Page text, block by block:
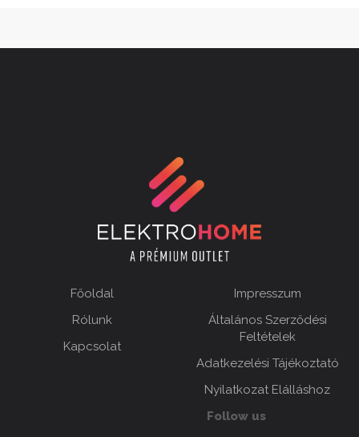
Főoldal
Rólunk
Kapcsolat
Impresszum
Általános Szerződési
Feltételek
Adatkezelési Tájékoztató
Nyilatkozat Elálláshoz
Follow us